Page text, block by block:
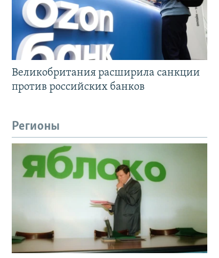
Великобритания расширила санкции
против российских банков
Регионы